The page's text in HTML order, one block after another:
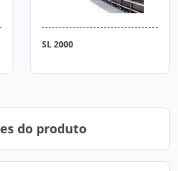
SL 2000
do produto